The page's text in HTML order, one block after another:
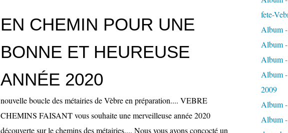
EN CHEMIN POUR UNE
BONNE ET HEUREUSE
ANNÉE 2020
nouvelle boucle des métairies de Vèbre en préparation.... VEBRE
CHEMINS FAISANT vous souhaite une merveilleuse année 2020
découverte sur le chemins des métairies.... Nous vous avons concocté un
fete-
Album
Album
Album
Album
2009
Album
Album